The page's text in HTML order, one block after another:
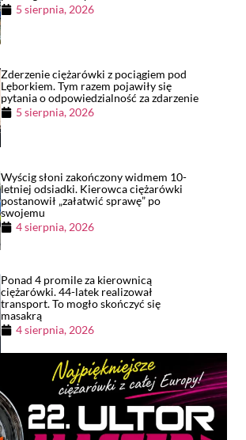
5 sierpnia, 2026
Zderzenie ciężarówki z pociągiem pod
Lęborkiem. Tym razem pojawiły się
pytania o odpowiedzialność za zdarzenie
5 sierpnia, 2026
Wyścig słoni zakończony widmem 10-
letniej odsiadki. Kierowca ciężarówki
postanowił „załatwić sprawę” po
swojemu
4 sierpnia, 2026
Ponad 4 promile za kierownicą
ciężarówki. 44-latek realizował
transport. To mogło skończyć się
masakrą
4 sierpnia, 2026